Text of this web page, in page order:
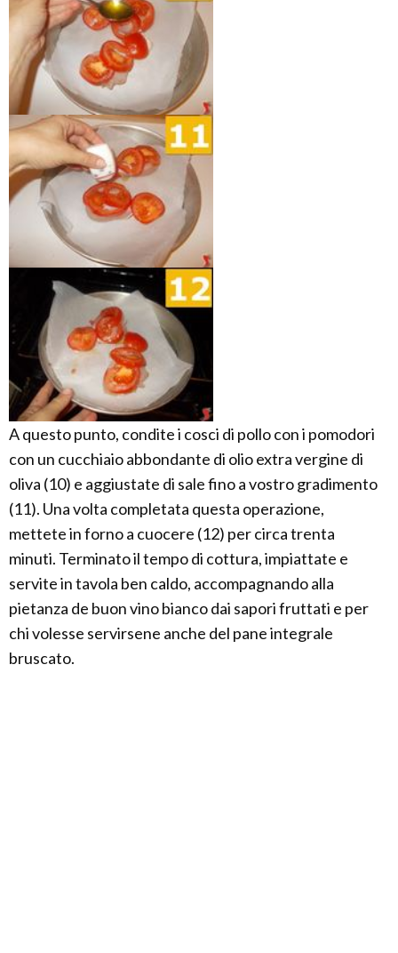
A questo punto, condite i cosci di pollo con i pomodori
con un cucchiaio abbondante di olio extra vergine di
oliva (10) e aggiustate di sale fino a vostro gradimento
(11). Una volta completata questa operazione,
mettete in forno a cuocere (12) per circa trenta
minuti. Terminato il tempo di cottura, impiattate e
servite in tavola ben caldo, accompagnando alla
pietanza de buon vino bianco dai sapori fruttati e per
chi volesse servirsene anche del pane integrale
bruscato.